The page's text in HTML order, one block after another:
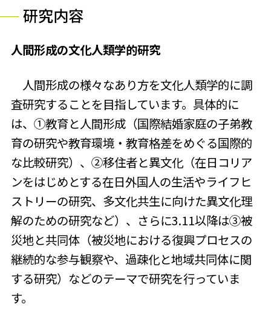
研究内容
人間形成の文化人類学的研究
人間形成の様々なあり方を文化人類学的に調
査研究することを目指しています。具体的に
は、①教育と人間形成（国際結婚家庭の子弟教
育の研究や教育環境・教育格差をめぐる国際的
な比較研究）、②移住者と異文化（在日コリア
ンをはじめとする在日外国人の生活やライフヒ
ストリーの研究、多文化共生に向けた異文化理
解のための研究など）、さらに3.11以降は③被
災地と共同体（被災地における復興プロセスの
継続的な参与観察や、過疎化と地域共同体に関
する研究）などのテーマで研究を行っていま
す。